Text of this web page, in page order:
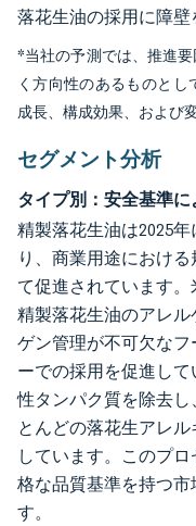
落花生油の採用に障壁
*当社の予測では、推進
く方向性のあるものと
成長、構成効果、および
セグメント分析
タイプ別：安全基準
精製落花生油は2025
り、商業用途におけ
て促進されています
精製落花生油のアレ
ゲン管理が不可欠な
ーでの採用を促進し
性タンパク質を除去
とんどの落花生アレ
しています。このプ
格な品質基準を持つ
す。